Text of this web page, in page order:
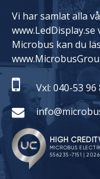
Vi har samlat alla
Microbus kan du
Vxl: 040-53 96